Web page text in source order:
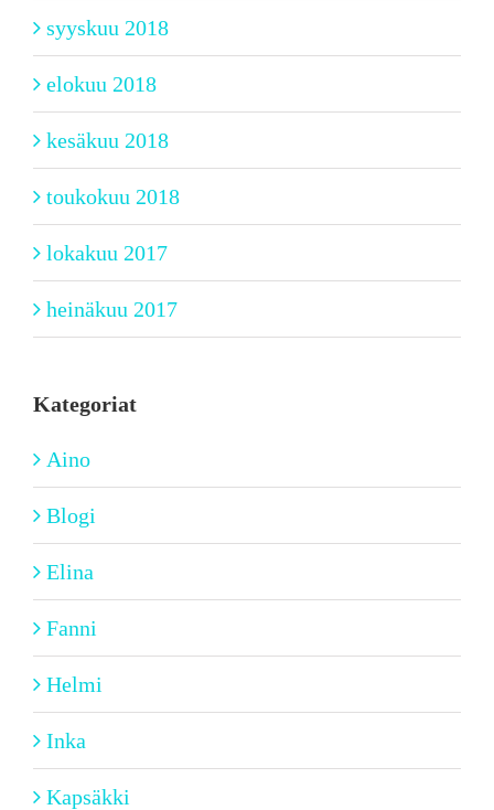
syyskuu 2018
elokuu 2018
kesäkuu 2018
toukokuu 2018
lokakuu 2017
heinäkuu 2017
Kategoriat
Aino
Blogi
Elina
Fanni
Helmi
Inka
Kapsäkki